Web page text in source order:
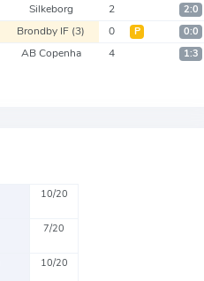
Silkeborg 2 2:0
Brondby IF (3) 0 Р 0:0
AB Copenha 4 1:3
10/20
7/20
10/20